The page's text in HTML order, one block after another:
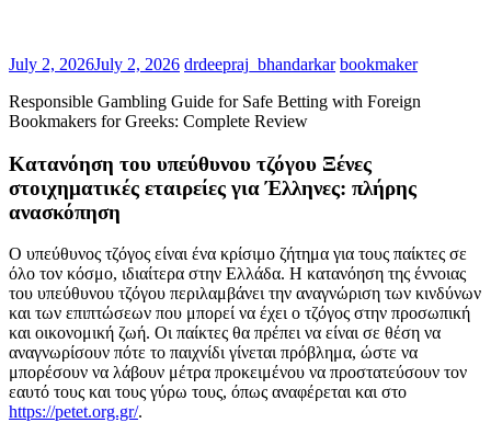
July 2, 2026July 2, 2026 drdeepraj_bhandarkar bookmaker
Responsible Gambling Guide for Safe Betting with Foreign
Bookmakers for Greeks: Complete Review
Κατανόηση του υπεύθυνου τζόγου Ξένες
στοιχηματικές εταιρείες για Έλληνες: πλήρης
ανασκόπηση
Ο υπεύθυνος τζόγος είναι ένα κρίσιμο ζήτημα για τους παίκτες σε
όλο τον κόσμο, ιδιαίτερα στην Ελλάδα. Η κατανόηση της έννοιας
του υπεύθυνου τζόγου περιλαμβάνει την αναγνώριση των κινδύνων
και των επιπτώσεων που μπορεί να έχει ο τζόγος στην προσωπική
και οικονομική ζωή. Οι παίκτες θα πρέπει να είναι σε θέση να
αναγνωρίσουν πότε το παιχνίδι γίνεται πρόβλημα, ώστε να
μπορέσουν να λάβουν μέτρα προκειμένου να προστατεύσουν τον
εαυτό τους και τους γύρω τους, όπως αναφέρεται και στο
https://petet.org.gr/.